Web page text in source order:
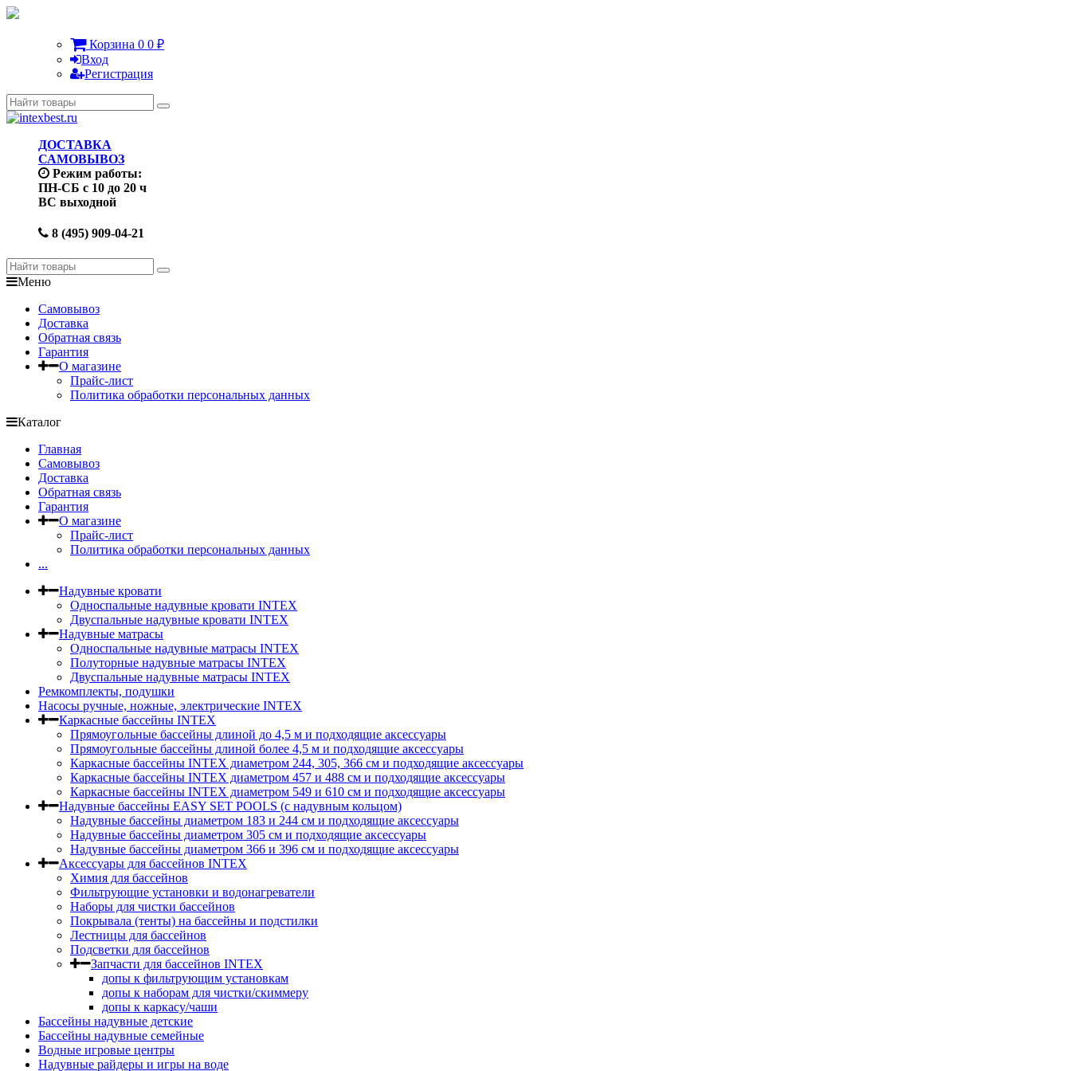
Корзина 0 0 ₽
Вход
Регистрация
ДОСТАВКА
САМОВЫВОЗ
Режим работы:
ПН-СБ с 10 до 20 ч
ВС выходной
8 (495) 909-04-21
Меню
Самовывоз
Доставка
Обратная связь
Гарантия
О магазине
Прайс-лист
Политика обработки персональных данных
Каталог
Главная
Самовывоз
Доставка
Обратная связь
Гарантия
О магазине
Прайс-лист
Политика обработки персональных данных
...
Надувные кровати
Односпальные надувные кровати INTEX
Двуспальные надувные кровати INTEX
Надувные матрасы
Односпальные надувные матрасы INTEX
Полуторные надувные матрасы INTEX
Двуспальные надувные матрасы INTEX
Ремкомплекты, подушки
Насосы ручные, ножные, электрические INTEX
Каркасные бассейны INTEX
Прямоугольные бассейны длиной до 4,5 м и подходящие аксессуары
Прямоугольные бассейны длиной более 4,5 м и подходящие аксессуары
Каркасные бассейны INTEX диаметром 244, 305, 366 см и подходящие аксессуары
Каркасные бассейны INTEX диаметром 457 и 488 cм и подходящие аксессуары
Каркасные бассейны INTEX диаметром 549 и 610 см и подходящие аксессуары
Надувные бассейны EASY SET POOLS (с надувным кольцом)
Надувные бассейны диаметром 183 и 244 см и подходящие аксессуары
Надувные бассейны диаметром 305 см и подходящие аксессуары
Надувные бассейны диаметром 366 и 396 см и подходящие аксессуары
Аксессуары для бассейнов INTEX
Химия для бассейнов
Фильтрующие установки и водонагреватели
Наборы для чистки бассейнов
Покрывала (тенты) на бассейны и подстилки
Лестницы для бассейнов
Подсветки для бассейнов
Запчасти для бассейнов INTEX
допы к фильтрующим установкам
допы к наборам для чистки/скиммеру
допы к каркасу/чаши
Бассейны надувные детские
Бассейны надувные семейные
Водные игровые центры
Надувные райдеры и игры на воде